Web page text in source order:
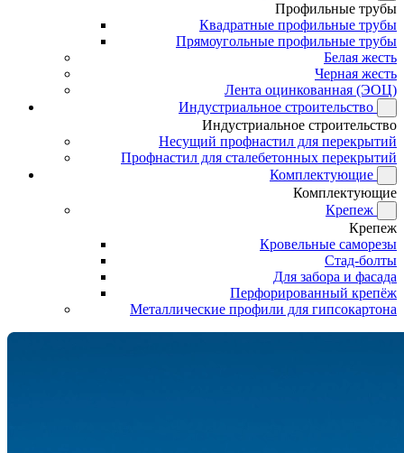
Профильные трубы
Квадратные профильные трубы
Прямоугольные профильные трубы
Белая жесть
Черная жесть
Лента оцинкованная (ЭОЦ)
Индустриальное строительство
Индустриальное строительство
Несущий профнастил для перекрытий
Профнастил для сталебетонных перекрытий
Комплектующие
Комплектующие
Крепеж
Крепеж
Кровельные саморезы
Стад-болты
Для забора и фасада
Перфорированный крепёж
Металлические профили для гипсокартона